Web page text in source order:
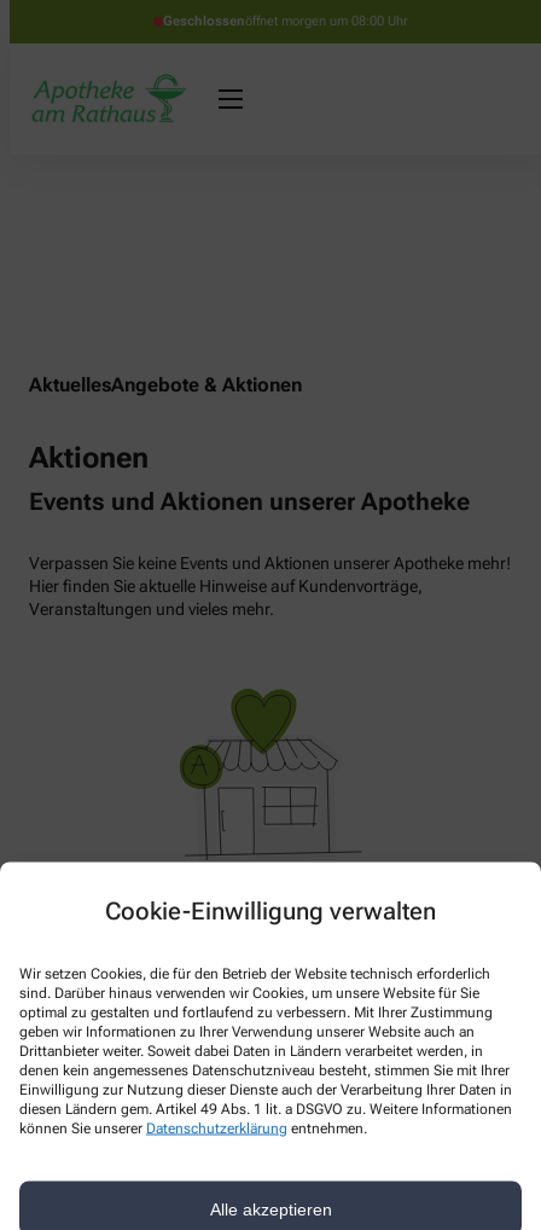
Cookie-Einwilligung verwalten
Wir setzen Cookies, die für den Betrieb der Website technisch erforderlich
sind. Darüber hinaus verwenden wir Cookies, um unsere Website für Sie
optimal zu gestalten und fortlaufend zu verbessern. Mit Ihrer Zustimmung
geben wir Informationen zu Ihrer Verwendung unserer Website auch an
Drittanbieter weiter. Soweit dabei Daten in Ländern verarbeitet werden, in
denen kein angemessenes Datenschutzniveau besteht, stimmen Sie mit Ihrer
Einwilligung zur Nutzung dieser Dienste auch der Verarbeitung Ihrer Daten in
diesen Ländern gem. Artikel 49 Abs. 1 lit. a DSGVO zu. Weitere Informationen
können Sie unserer Datenschutzerklärung entnehmen.
Alle akzeptieren
Geschlossenöffnet morgen um 08:00 Uhr
AktuellesAngebote & Aktionen
Aktionen
Events und Aktionen unserer Apotheke
Verpassen Sie keine Events und Aktionen unserer Apotheke mehr!
Hier finden Sie aktuelle Hinweise auf Kundenvorträge,
Veranstaltungen und vieles mehr.
Im Moment haben wir keine Aktionen oder Angebote.
Bitte schauen Sie später wieder vorbei!